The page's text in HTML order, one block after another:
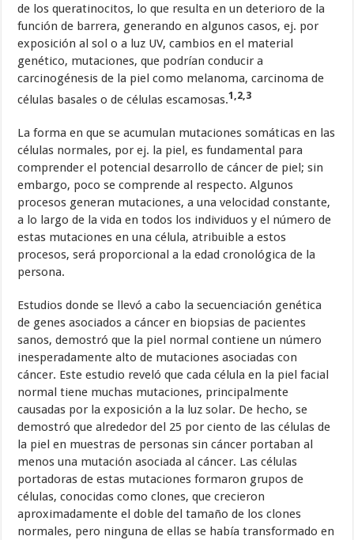
de los queratinocitos, lo que resulta en un deterioro de la
función de barrera, generando en algunos casos, ej. por
exposición al sol o a luz UV, cambios en el material
genético, mutaciones, que podrían conducir a
carcinogénesis de la piel como melanoma, carcinoma de
células basales o de células escamosas.1,2,3
La forma en que se acumulan mutaciones somáticas en las
células normales, por ej. la piel, es fundamental para
comprender el potencial desarrollo de cáncer de piel; sin
embargo, poco se comprende al respecto. Algunos
procesos generan mutaciones, a una velocidad constante,
a lo largo de la vida en todos los individuos y el número de
estas mutaciones en una célula, atribuible a estos
procesos, será proporcional a la edad cronológica de la
persona.
Estudios donde se llevó a cabo la secuenciación genética
de genes asociados a cáncer en biopsias de pacientes
sanos, demostró que la piel normal contiene un número
inesperadamente alto de mutaciones asociadas con
cáncer. Este estudio reveló que cada célula en la piel facial
normal tiene muchas mutaciones, principalmente
causadas por la exposición a la luz solar. De hecho, se
demostró que alrededor del 25 por ciento de las células de
la piel en muestras de personas sin cáncer portaban al
menos una mutación asociada al cáncer. Las células
portadoras de estas mutaciones formaron grupos de
células, conocidas como clones, que crecieron
aproximadamente el doble del tamaño de los clones
normales, pero ninguna de ellas se había transformado en